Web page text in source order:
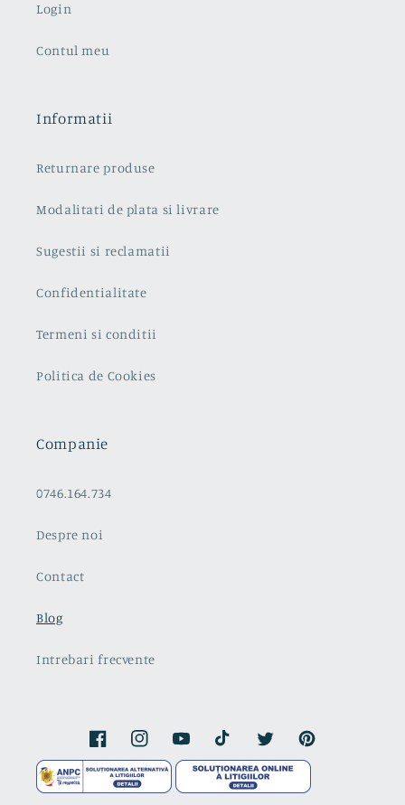
Login
Contul meu
Informatii
Returnare produse
Modalitati de plata si livrare
Sugestii si reclamatii
Confidentialitate
Termeni si conditii
Politica de Cookies
Companie
0746.164.734
Despre noi
Contact
Blog
Intrebari frecvente
FacebookInstagramYouTubeTikTok TwitterPinterest